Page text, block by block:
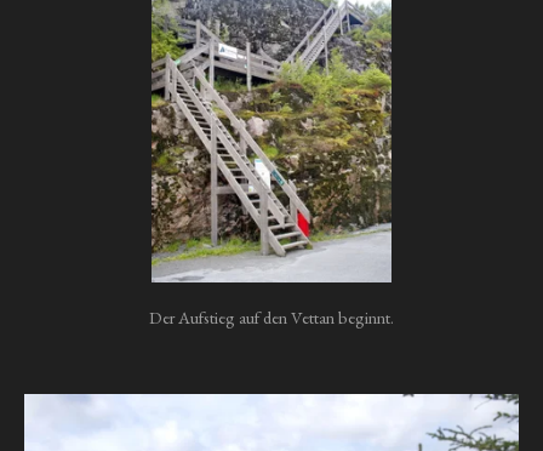
Der Aufstieg auf den Vettan beginnt.